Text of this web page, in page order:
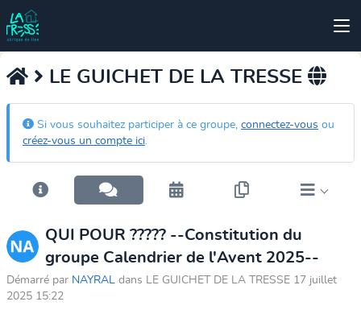
LE GUICHET DE LA TRESSE
Si vous souhaitez participer à ce groupe, connectez-vous ou
créez-vous un compte ici.
QUI POUR ????? --Constitution du
groupe Calendrier de l'Avent 2025--
Démarré par NAYRAL dans LE GUICHET DE LA TRESSE 17 juillet
2025 15:22